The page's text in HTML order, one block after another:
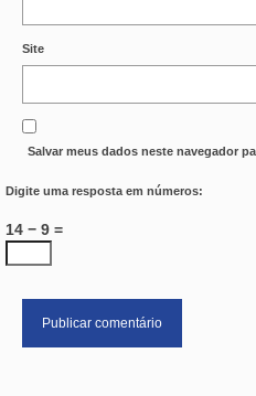
Site
Salvar meus dados neste navegador
Digite uma resposta em números:
14 − 9 =